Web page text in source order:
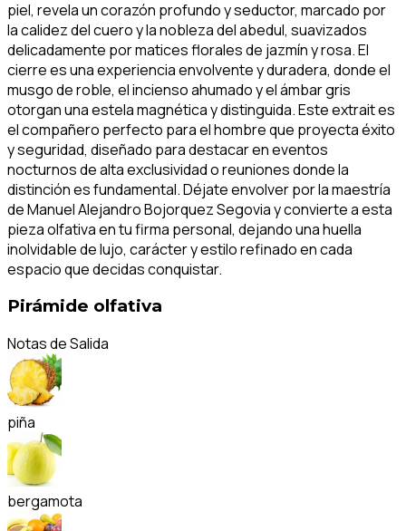
piel, revela un corazón profundo y seductor, marcado por
la calidez del cuero y la nobleza del abedul, suavizados
delicadamente por matices florales de jazmín y rosa. El
cierre es una experiencia envolvente y duradera, donde el
musgo de roble, el incienso ahumado y el ámbar gris
otorgan una estela magnética y distinguida. Este extrait es
el compañero perfecto para el hombre que proyecta éxito
y seguridad, diseñado para destacar en eventos
nocturnos de alta exclusividad o reuniones donde la
distinción es fundamental. Déjate envolver por la maestría
de Manuel Alejandro Bojorquez Segovia y convierte a esta
pieza olfativa en tu firma personal, dejando una huella
inolvidable de lujo, carácter y estilo refinado en cada
espacio que decidas conquistar.
Pirámide olfativa
Notas de Salida
piña
bergamota